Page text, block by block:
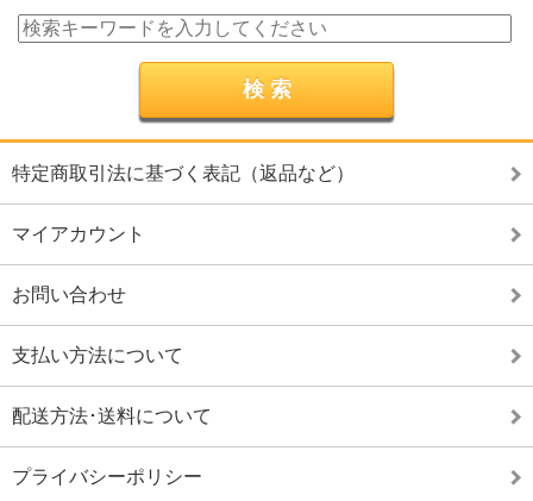
特定商取引法に基づく表記（返品など）
マイアカウント
お問い合わせ
支払い方法について
配送方法･送料について
プライバシーポリシー